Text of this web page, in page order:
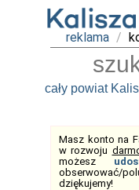
reklama /
Masz konto na
w rozwoju
możesz
obserwować/
dziękujemy!